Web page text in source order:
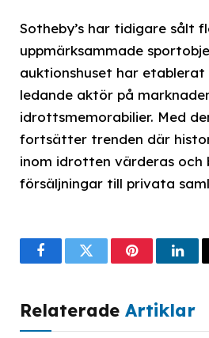
Sotheby’s har tidigare sålt
uppmärksammade
auktionshuset har etablerat
ledande aktör på
idrottsmemorabilier. Med
fortsätter trenden där
inom idrotten värderas och
försäljningar till privata
FacebookTwitterPinterest
Relaterade Artiklar